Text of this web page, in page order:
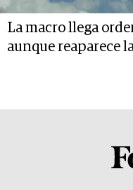
La macro llega
aunque reaparece